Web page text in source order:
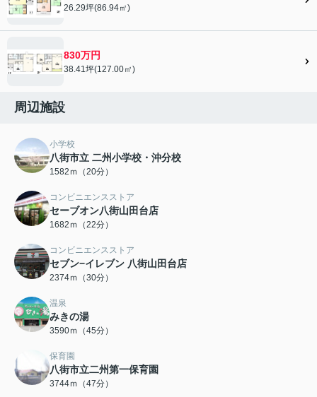
26.29坪(86.94㎡)
830万円
38.41坪(127.00㎡)
周辺施設
小学校
八街市立 二州小学校・沖分校
1582ｍ（20分）
コンビニエンスストア
セーブオン八街山田台店
1682ｍ（22分）
コンビニエンスストア
セブン−イレブン 八街山田台店
2374ｍ（30分）
温泉
みきの湯
3590ｍ（45分）
保育園
八街市立二州第一保育園
3744ｍ（47分）